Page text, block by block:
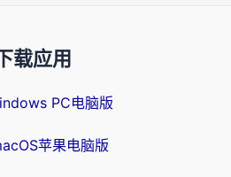
下载应用
PC电脑版
苹果电脑版